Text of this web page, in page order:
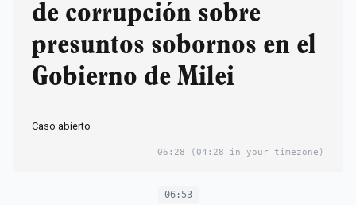
de corrupción sobre
presuntos sobornos en el
Gobierno de Milei
Caso abierto
06:28 (04:28 in your timezone)
06:53